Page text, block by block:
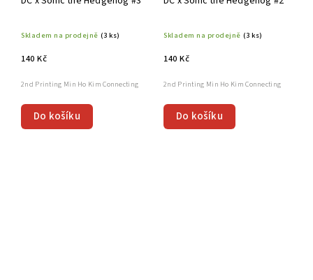
Skladem na prodejně (3 ks)
140 Kč
Do košíku
2nd Printing Min Ho Kim Connecting
Skladem na prodejně (3 ks)
140 Kč
Do košíku
2nd Printing Min Ho Kim Connecting